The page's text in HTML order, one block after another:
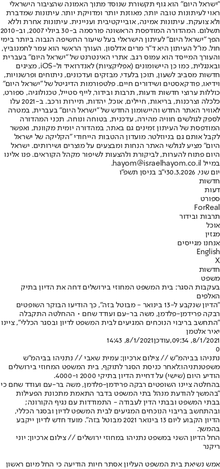
"ישראל היום" הוא גוף תקשורת שנוסד מתוך האמונה שהציבור הישראלי
ראוי לעיתונות טובה יותר, מאוזנת יותר ומדויקת יותר. עיתונות שמדברת
ולא צועקת. עיתונות אמינה, אובייקטיבית ועניינית. עיתונות אחרת וללא
תשלום. המהדורה המודפסת הראשונה פורסמה ב-30 ביולי 2007, וב-2010
הפך "ישראל היום" לעיתון הישראלי בעל שיעור החשיפה הגבוה ביותר בימי
חול. מו"ל העיתון היא ד"ר מרים אדלסון. העורך הראשי הוא עמר לחמנוביץ,
והעורך המייסד הוא עמוס רגב. אתרי האינטרנט של "ישראל היום" בעברית
ובאנגלית, כמו כן היישומונים (אפליקציות) לאנדרואיד ול-iOS, מציגים
חדשות מסביב לשעון, תוכן בלעדי, מבזקים ועדכונים, ניתוחים ופרשנויות,
וידיאו, פודקאסטים ושידורים חיים. פלטפורמות הדיגיטל של "ישראל היום"
כוללות ערוצי חדשות ודעות, תרבות ובידור, לייף סטייל, טכנולוגיה, ספורט,
כלכלה וצרכנות, בריאות, חיילים, אוכל, יהדות, תיירות ורכב. ב-2021 עלו
לאוויר האתר החדש והיישומון החדש של "ישראל היום" בעברית, במטרה
לספק לגולשים חוויה מהירה, עדכנית, בטוחה ונוחה. תכני המהדורה
המודפסת של העיתון זמינים גם באתר, במהדורה יומית מקוונת, ואפשר
לקבל אותם גם בניוזלטר. מועדון ההטבות הייחודי "הקליקה של ישראל
היום" מציע לגולשי האתר הנחות ומבצעים על מוצרים ושירותים. ישראל
היום פתוח להערות, לביקורת ולהצעות לשיפור מקהל הקוראים. פנו אלינו
במייל hayom@israelhayom.co.il.
יום שני, 30.3.2026
י"ב בניסן תשפ"ו
חדשות
דעות
ספורט
ForReal
תרבות ובידור
אוכל
מגזין
אנחנו מגייסים
English
X
חדשות
משפט
בעקבות הסגר: בית המשפט המחוזי בירושלים דחה את הדיון בתיק
האלפים
"הדיון שנקבע ל-13 בינואר - מבוטל בזה", כך הודיעו הבוקר השופטים
רבקה פרידמן-פלדמן, משה בר-עם ועודד שחם • ההחלטה התקבלה
"התחשב בריבוי הנוכחים המגיעים לבית המשפט לדיון ובסגר הכללי", ציינו
יאיר אלטמן
8/1/2021, 09:34
,עודכן8/1/2021, 14:43
0
נתניהו בביהמ"ש // צילום ארכיון: עמית שאבי // נתניהו בביהמ"ש
משפטנתניהו:לאחר כניסת הסגר לתוקף, בית המשפט המחוזי בירושלים
הודיע היום (שישי) על דחיית הדיון בתיקי 2000 ו-4000.
בהחלטה ציינו השופטים רבקה פרידמן-פלדמן, משה בר-עם ועודד שחם כי
"בהמשך להודעת מנהל בתי המשפט בדבר התאמת מתכונת הפעילות
בבתי המשפט ובבתי הדין לעבודה - התמודדות עם נגיף הקורונה;
ובהתחשב בריבוי הנוכחים המגיעים לבית המשפט לדיון ובסגר הכללי,
הדיון הקבוע ליום 13 בינואר 2021 מבוטל בזה". מועד חדש לדיון ייקבע
בהמשך.
החל הדיון השני במשפט נתניהו במחוזי ירושלים // צילום ארכיון: יוני
ריקנר
אמש נשיאת בית המשפט העליון אסתר חיות הודיעה כי החל מיום ראשון